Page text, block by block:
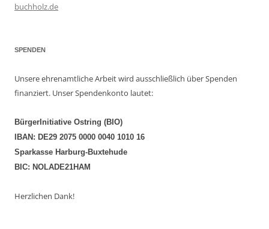
buchholz.de
SPENDEN
Unsere ehrenamtliche Arbeit wird ausschließlich über Spenden
finanziert. Unser Spendenkonto lautet:
BürgerInitiative Ostring (BIO)
IBAN: DE29 2075 0000 0040 1010 16
Sparkasse Harburg-Buxtehude
BIC: NOLADE21HAM
Herzlichen Dank!